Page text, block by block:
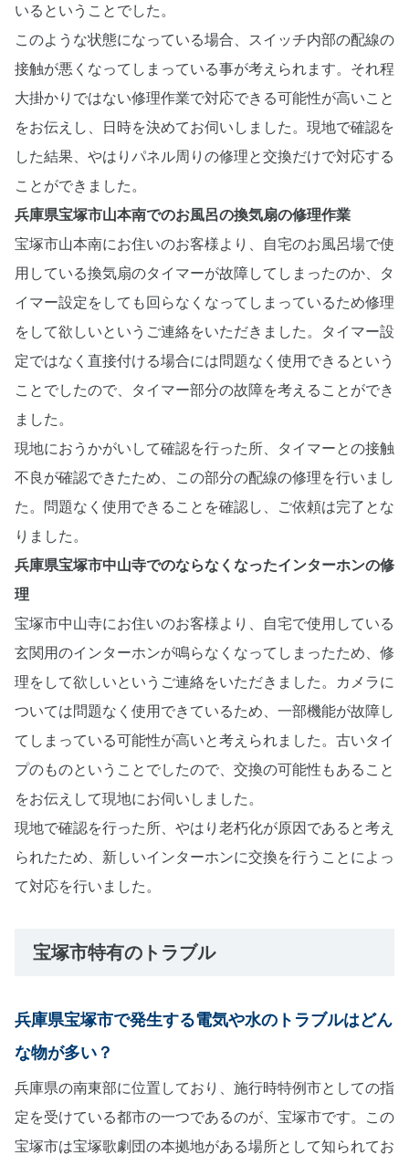
いるということでした。
このような状態になっている場合、スイッチ内部の配線の
接触が悪くなってしまっている事が考えられます。それ程
大掛かりではない修理作業で対応できる可能性が高いこと
をお伝えし、日時を決めてお伺いしました。現地で確認を
した結果、やはりパネル周りの修理と交換だけで対応する
ことができました。
兵庫県宝塚市山本南でのお風呂の換気扇の修理作業
宝塚市山本南にお住いのお客様より、自宅のお風呂場で使
用している換気扇のタイマーが故障してしまったのか、タ
イマー設定をしても回らなくなってしまっているため修理
をして欲しいというご連絡をいただきました。タイマー設
定ではなく直接付ける場合には問題なく使用できるという
ことでしたので、タイマー部分の故障を考えることができ
ました。
現地におうかがいして確認を行った所、タイマーとの接触
不良が確認できたため、この部分の配線の修理を行いまし
た。問題なく使用できることを確認し、ご依頼は完了とな
りました。
兵庫県宝塚市中山寺でのならなくなったインターホンの修
理
宝塚市中山寺にお住いのお客様より、自宅で使用している
玄関用のインターホンが鳴らなくなってしまったため、修
理をして欲しいというご連絡をいただきました。カメラに
ついては問題なく使用できているため、一部機能が故障し
てしまっている可能性が高いと考えられました。古いタイ
プのものということでしたので、交換の可能性もあること
をお伝えして現地にお伺いしました。
現地で確認を行った所、やはり老朽化が原因であると考え
られたため、新しいインターホンに交換を行うことによっ
て対応を行いました。
宝塚市特有のトラブル
兵庫県宝塚市で発生する電気や水のトラブルはどん
な物が多い？
兵庫県の南東部に位置しており、施行時特例市としての指
定を受けている都市の一つであるのが、宝塚市です。この
宝塚市は宝塚歌劇団の本拠地がある場所として知られてお